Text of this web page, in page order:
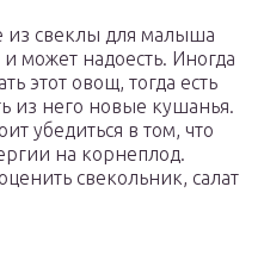
из свеклы для малыша
может надоесть. Иногда
этот овощ, тогда есть
из него новые кушанья.
убедиться в том, что
на корнеплод.
свекольник, салат